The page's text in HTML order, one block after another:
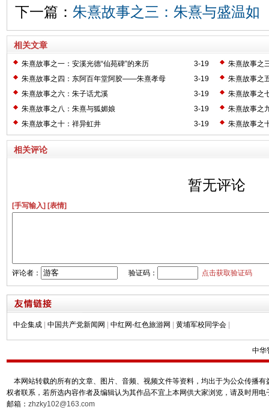
下一篇： 朱熹故事之三：朱熹与盛温如
相关文章
3-19
朱熹故事之一：安溪光德“仙苑碑”的来历
朱熹故事之
3-19
朱熹故事之四：东阿百年堂阿胶——朱熹孝母
朱熹故事之
3-19
朱熹故事之六：朱子话尤溪
朱熹故事之
3-19
朱熹故事之八：朱熹与狐媚娘
朱熹故事之
3-19
朱熹故事之十：祥异虹井 朱熹故事之
相关评论
暂无评论
[手写输入] [表情]
评论者： 验证码： 点击获取验证码
中企集成 中国共产党新闻网 中红网-红色旅游网 黄埔军校同学会
中华
本网站转载的所有的文章、图片、音频、视频文件等资料，均出于为公众传播
权者联系，若所选内容作者及编辑认为其作品不宜上本网供大家浏览，请及时用
邮箱： zhzky102@163.com